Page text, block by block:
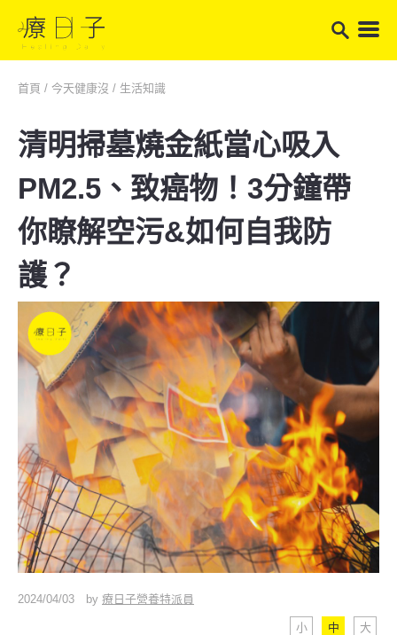
首頁 / 今天健康沒 / 生活知識
清明掃墓燒金紙當心吸入
PM2.5、致癌物！3分鐘帶
你瞭解空污&如何自我防
護？
2024/04/03 by 療日子營養特派員
小 中 大